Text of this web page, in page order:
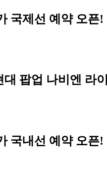
국제선 예약 오픈!
대 팝업 나비엔 라
국내선 예약 오픈!